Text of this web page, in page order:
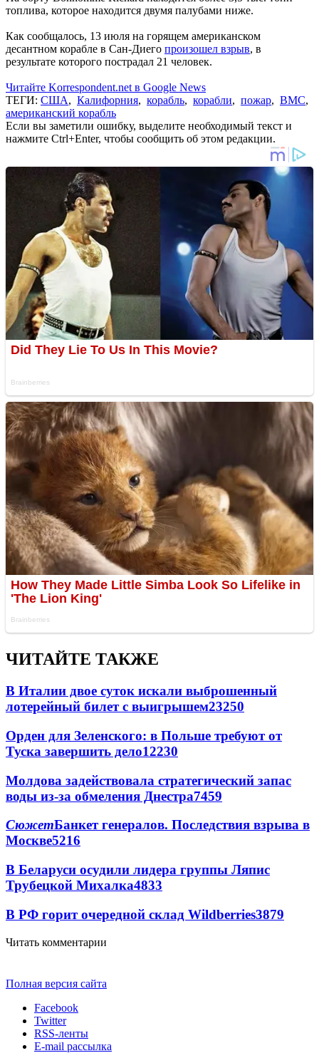
топлива, которое находится двумя палубами ниже.
Как сообщалось, 13 июля на горящем американском
десантном корабле в Сан-Диего произошел взрыв, в
результате которого пострадал 21 человек.
Читайте Korrespondent.net в Google News
ТЕГИ: США, Калифорния, корабль, корабли, пожар, ВМС,
американский корабль
Если вы заметили ошибку, выделите необходимый текст и
нажмите Ctrl+Enter, чтобы сообщить об этом редакции.
ЧИТАЙТЕ ТАКЖЕ
В Италии двое суток искали выброшенный
лотерейный билет с выигрышем23250
Орден для Зеленского: в Польше требуют от
Туска завершить дело12230
Молдова задействовала стратегический запас
воды из-за обмеления Днестра7459
СюжетБанкет генералов. Последствия взрыва в
Москве5216
В Беларуси осудили лидера группы Ляпис
Трубецкой Михалка4833
В РФ горит очередной склад Wildberries3879
Читать комментарии
Полная версия сайта
Facebook
Twitter
RSS-ленты
E-mail рассылка